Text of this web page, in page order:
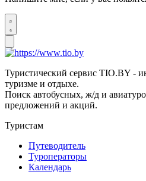
Туристический сервис TIO.BY -
туризме и отдыхе.
Поиск автобусных, ж/д и
предложений и акций.
Туристам
Путеводитель
Туроператоры
Календарь